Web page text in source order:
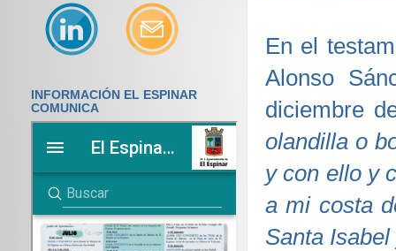
En el
Alonso
diciembre
olandilla o
y con ello y
a mi costa
Santa
INFORMACIÓN EL ESPINAR
COMUNICA